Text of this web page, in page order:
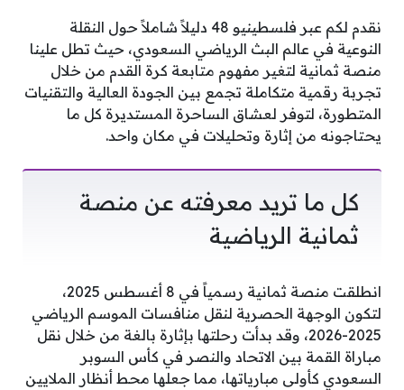
نقدم لكم عبر فلسطينيو 48 دليلاً شاملاً حول النقلة
النوعية في عالم البث الرياضي السعودي، حيث تطل علينا
منصة ثمانية لتغير مفهوم متابعة كرة القدم من خلال
تجربة رقمية متكاملة تجمع بين الجودة العالية والتقنيات
المتطورة، لتوفر لعشاق الساحرة المستديرة كل ما
يحتاجونه من إثارة وتحليلات في مكان واحد.
كل ما تريد معرفته عن منصة
ثمانية الرياضية
انطلقت منصة ثمانية رسمياً في 8 أغسطس 2025،
لتكون الوجهة الحصرية لنقل منافسات الموسم الرياضي
2025-2026، وقد بدأت رحلتها بإثارة بالغة من خلال نقل
مباراة القمة بين الاتحاد والنصر في كأس السوبر
السعودي كأولى مبارياتها، مما جعلها محط أنظار الملايين